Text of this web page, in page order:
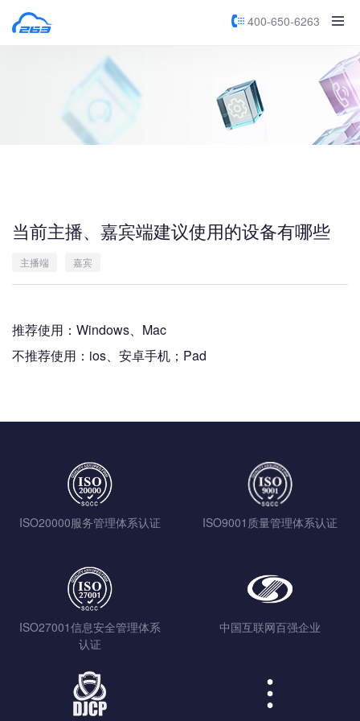
400-650-6263
当前主播、嘉宾端建议使用的设备有哪些
主播端 嘉宾
推荐使用：Windows、Mac
不推荐使用：ios、安卓手机；Pad
ISO20000服务管理体系认证 ISO9001质量管理体系认证
ISO27001信息安全管理体系
认证
中国互联网百强企业